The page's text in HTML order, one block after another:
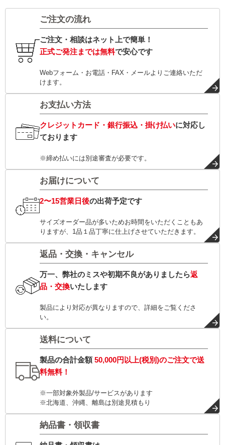
ご注文の流れ
ご注文・相談はネット上で簡単！
正式ご発注までは無料で安心です
Webフォーム・お電話・FAX・メールよりご連絡いただ
けます。
お支払い方法
クレジットカード・銀行振込・掛け払いに対応し
ております
※締め払いには別途審査が必要です。
お届けについて
2〜15営業日後の出荷予定です
サイズオーダー品が多いためお時間をいただくこともあ
りますが、1品１品丁寧に仕上げさせていただきます。
返品・交換・キャンセル
万一、弊社のミスや初期不良がありましたら返
品・交換いたします
製品により対応が異なりますので、詳細をご覧くださ
い。
送料について
製品の合計金額50,000円以上(税別)のご注文で送
料無料！
※一部対象外製品/サービスがあります
※北海道、沖縄、離島は別途見積もり
納品書・領収書